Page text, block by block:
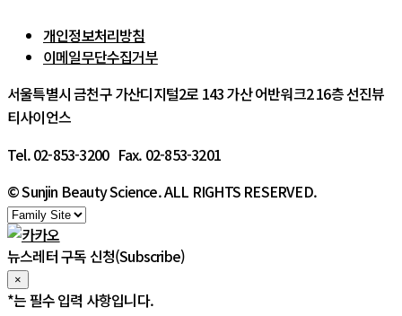
개인정보처리방침
이메일무단수집거부
서울특별시 금천구 가산디지털2로 143 가산 어반워크2 16층 선진뷰
티사이언스
Tel. 02-853-3200 Fax. 02-853-3201
© Sunjin Beauty Science. ALL RIGHTS RESERVED.
뉴스레터 구독 신청(Subscribe)
×
*는 필수 입력 사항입니다.